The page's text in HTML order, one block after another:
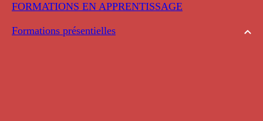
FORMATIONS EN APPRENTISSAGE
Formations présentielles